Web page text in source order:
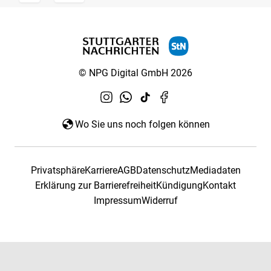
© NPG Digital GmbH 2026
Wo Sie uns noch folgen können
PrivatsphäreKarriereAGBDatenschutzMediadaten
Erklärung zur BarrierefreiheitKündigungKontakt
ImpressumWiderruf